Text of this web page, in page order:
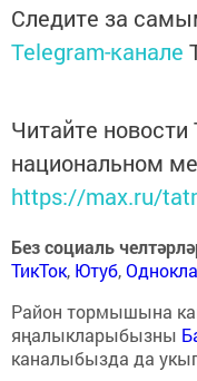
Следите за
Telegram-канале
Читайте новости
национальном
https://max.ru/
Без социаль
ТикТок, Ютуб,
Район тормышына
яңалыкларыбызны
каналыбызда да